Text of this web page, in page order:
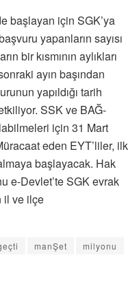
başlayan için SGK’ya
yapanların sayısı
bir kısmının aylıkları
ayın başından
yapıldığı tarih
SSK ve BAĞ-
için 31 Mart
eden EYT’liler, ilk
başlayacak. Hak
e-Devlet’te SGK evrak
il ve ilçe
manŞet
milyonu